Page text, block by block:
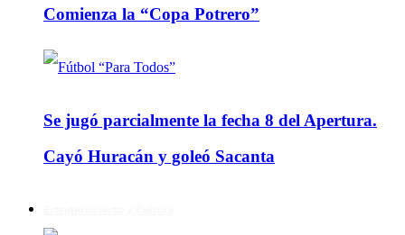
Comienza la “Copa Potrero”
Se jugó parcialmente la fecha 8 del Apertura.
Cayó Huracán y goleó Sacanta